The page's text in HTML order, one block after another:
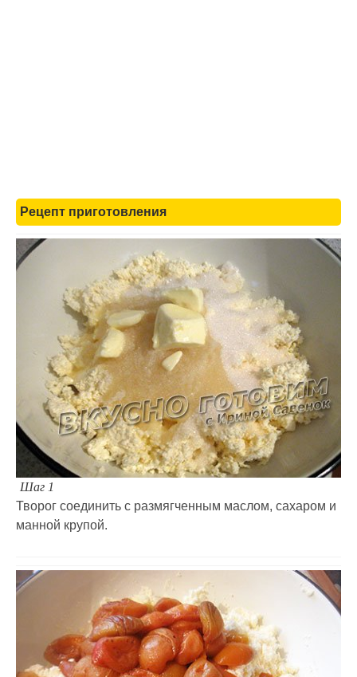
Рецепт приготовления
Шаг 1
Творог соединить с размягченным маслом, сахаром и
манной крупой.